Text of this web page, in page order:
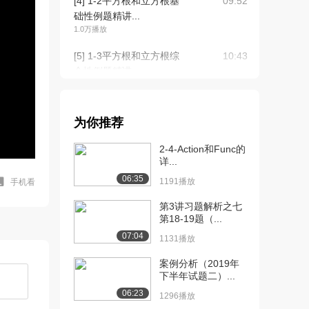
手机看
础性例题精讲...
1.0万播放
[5] 1-3平方根和立方根综
10:43
合性例题精讲...
[8] 1-5实数基础性例题精
06:09
[9] 1-5实数基础性例题精
06:15
为你推荐
06:35
2-4-Action和Func的
详...
1191播放
07:04
第3讲习题解析之七
第18-19题（...
1131播放
06:23
案例分析（2019年
下半年试题二）...
1296播放